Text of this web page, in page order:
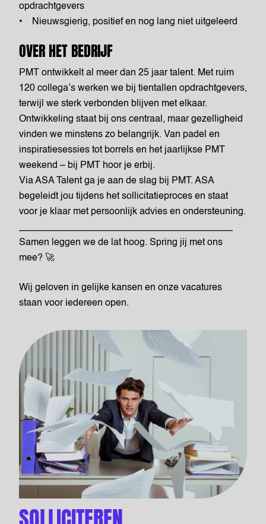
opdrachtgevers
• Nieuwsgierig, positief en nog lang niet uitgeleerd
OVER HET BEDRIJF
PMT ontwikkelt al meer dan 25 jaar talent. Met ruim
120 collega’s werken we bij tientallen opdrachtgevers,
terwijl we sterk verbonden blijven met elkaar.
Ontwikkeling staat bij ons centraal, maar gezelligheid
vinden we minstens zo belangrijk. Van padel en
inspiratiesessies tot borrels en het jaarlijkse PMT
weekend – bij PMT hoor je erbij.
Via ASA Talent ga je aan de slag bij PMT. ASA
begeleidt jou tijdens het sollicitatieproces en staat
voor je klaar met persoonlijk advies en ondersteuning.
Samen leggen we de lat hoog. Spring jij met ons
mee? 🚀
Wij geloven in gelijke kansen en onze vacatures
staan voor iedereen open.